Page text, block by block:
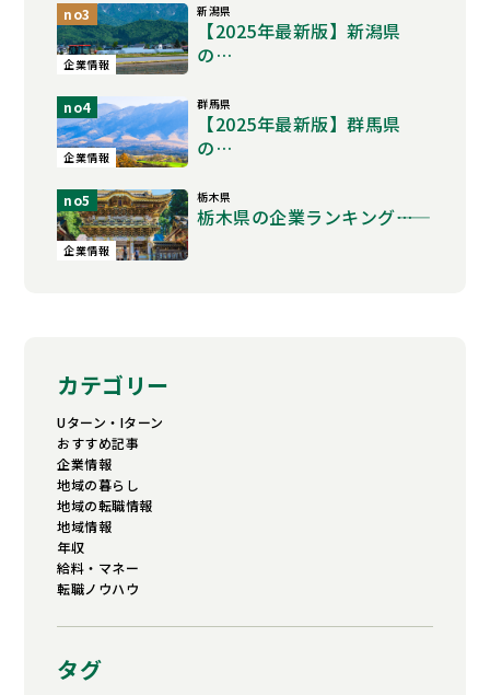
no3
企業情報
新潟県
【2025年最新版】新潟県
の…
no4
企業情報
群馬県
【2025年最新版】群馬県
の…
no5
企業情報
栃木県
栃木県の企業ランキング――…
カテゴリー
Uターン・Iターン
おすすめ記事
企業情報
地域の暮らし
地域の転職情報
地域情報
年収
給料・マネー
転職ノウハウ
タグ